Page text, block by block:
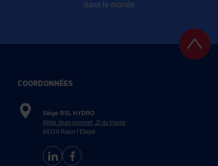
dans le monde
COORDONNÉES
Siège RSL HYDRO
Allée Jean monnet, ZI du Hagis
88110 Raon l’Etape